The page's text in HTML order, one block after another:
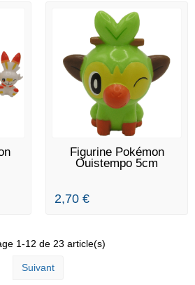
EN STOCK
Figurine Pokémon
Ouistempo 5cm
2,70 €
1-12 de 23 article(s)
Suivant